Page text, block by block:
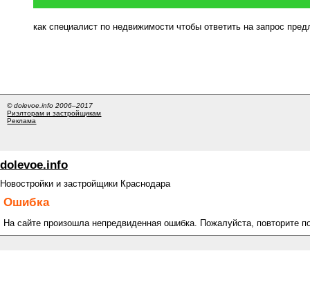
как специалист по недвижимости чтобы ответить на запрос
© dolevoe.info 2006–2017
Риэлторам и застройщикам
Реклама
dolevoe.info
Новостройки и застройщики Краснодара
Ошибка
На сайте произошла непредвиденная ошибка. Пожалуйста, повторите